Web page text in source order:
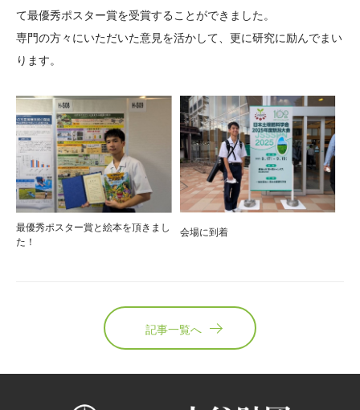
て最優秀ポスター賞を受賞することができました。
専門の方々にいただいた意見を活かして、更に研究に励んでまい
ります。
最優秀ポスター賞と絵本を頂きまし
た！
会場に到着
記事一覧へ